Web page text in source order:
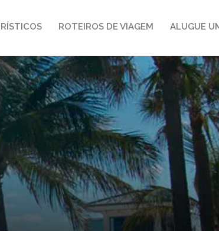
ROTEIROS DE VIAGEM ALUGUE